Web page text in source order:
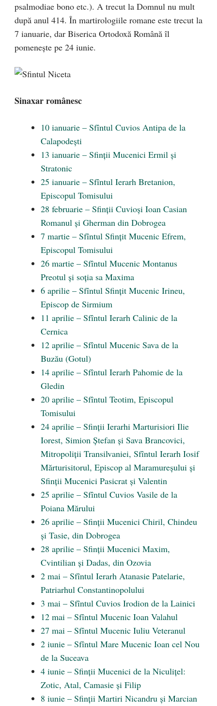
psalmodiae bono etc.). A trecut la Domnul nu mult
după anul 414. În martirologiile romane este trecut la
7 ianuarie, dar Biserica Ortodoxă Română îl
pomeneşte pe 24 iunie.
Sinaxar românesc
10 ianuarie – Sfîntul Cuvios Antipa de la
Calapodești
13 ianuarie – Sfinții Mucenici Ermil și
Stratonic
25 ianuarie – Sfîntul Ierarh Bretanion,
Episcopul Tomisului
28 februarie – Sfinții Cuvioși Ioan Casian
Romanul și Gherman din Dobrogea
7 martie – Sfîntul Sfințit Mucenic Efrem,
Episcopul Tomisului
26 martie – Sfîntul Mucenic Montanus
Preotul și soția sa Maxima
6 aprilie – Sfîntul Sfințit Mucenic Irineu,
Episcop de Sirmium
11 aprilie – Sfîntul Ierarh Calinic de la
Cernica
12 aprilie – Sfîntul Mucenic Sava de la
Buzău (Gotul)
14 aprilie – Sfîntul Ierarh Pahomie de la
Gledin
20 aprilie – Sfîntul Teotim, Episcopul
Tomisului
24 aprilie – Sfinții Ierarhi Marturisiori Ilie
Iorest, Simion Ștefan și Sava Brancovici,
Mitropoliții Transilvaniei, Sfîntul Ierarh Iosif
Mărturisitorul, Episcop al Maramureșului și
Sfinții Mucenici Pasicrat și Valentin
25 aprilie – Sfîntul Cuvios Vasile de la
Poiana Mărului
26 aprilie – Sfinții Mucenici Chiril, Chindeu
și Tasie, din Dobrogea
28 aprilie – Sfinții Mucenici Maxim,
Cvintilian și Dadas, din Ozovia
2 mai – Sfîntul Ierarh Atanasie Patelarie,
Patriarhul Constantinopolului
3 mai – Sfîntul Cuvios Irodion de la Lainici
12 mai – Sfîntul Mucenic Ioan Valahul
27 mai – Sfîntul Mucenic Iuliu Veteranul
2 iunie – Sfîntul Mare Mucenic Ioan cel Nou
de la Suceava
4 iunie – Sfinții Mucenici de la Niculițel:
Zotic, Atal, Camasie și Filip
8 iunie – Sfinții Martiri Nicandru și Marcian